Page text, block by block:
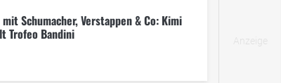
Schumacher, Verstappen & Co: Kimi
Trofeo Bandini